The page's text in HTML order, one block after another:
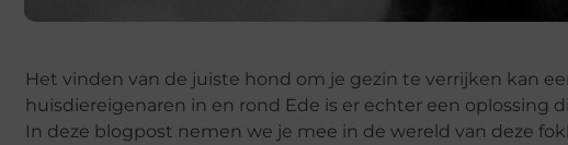
Het vinden van de juiste hond om je gezin te verrijken kan
huisdiereigenaren in en rond Ede is er echter een
In deze blogpost nemen we je mee in de wereld van deze